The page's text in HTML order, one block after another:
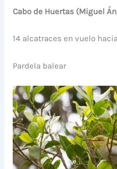
Cabo de Huertas (Miguel
14 alcatraces en vuelo
Pardela balear